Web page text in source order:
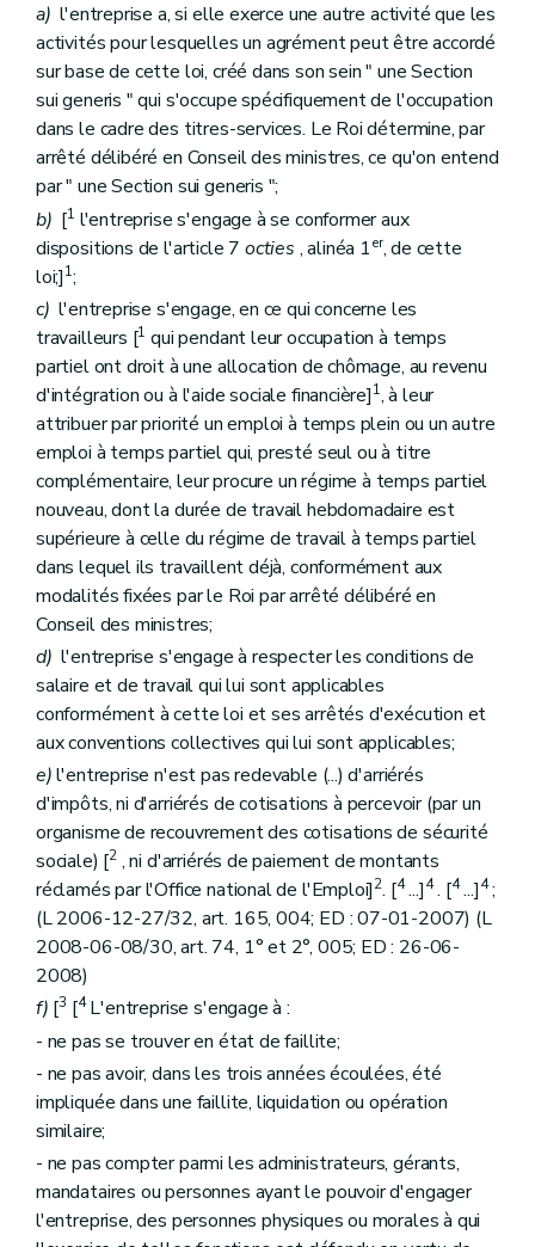
a) l'entreprise a, si elle exerce une autre activité que les
activités pour lesquelles un agrément peut être accordé
sur base de cette loi, créé dans son sein " une Section
sui generis " qui s'occupe spécifiquement de l'occupation
dans le cadre des titres-services. Le Roi détermine, par
arrêté délibéré en Conseil des ministres, ce qu'on entend
par " une Section sui generis ";
b) [1 l'entreprise s'engage à se conformer aux
dispositions de l'article 7 octies , alinéa 1er, de cette
loi;]1;
c) l'entreprise s'engage, en ce qui concerne les
travailleurs [1 qui pendant leur occupation à temps
partiel ont droit à une allocation de chômage, au revenu
d'intégration ou à l'aide sociale financière]1, à leur
attribuer par priorité un emploi à temps plein ou un autre
emploi à temps partiel qui, presté seul ou à titre
complémentaire, leur procure un régime à temps partiel
nouveau, dont la durée de travail hebdomadaire est
supérieure à celle du régime de travail à temps partiel
dans lequel ils travaillent déjà, conformément aux
modalités fixées par le Roi par arrêté délibéré en
Conseil des ministres;
d) l'entreprise s'engage à respecter les conditions de
salaire et de travail qui lui sont applicables
conformément à cette loi et ses arrêtés d'exécution et
aux conventions collectives qui lui sont applicables;
e)l'entreprise n'est pas redevable (...) d'arriérés
d'impôts, ni d'arriérés de cotisations à percevoir (par un
organisme de recouvrement des cotisations de sécurité
sociale) [2 , ni d'arriérés de paiement de montants
réclamés par l'Office national de l'Emploi]2. [4...]4. [4...]4;
(L 2006-12-27/32, art. 165, 004; ED : 07-01-2007) (L
2008-06-08/30, art. 74, 1° et 2°, 005; ED : 26-06-
2008)
f) [3 [4L'entreprise s'engage à :
- ne pas se trouver en état de faillite;
- ne pas avoir, dans les trois années écoulées, été
impliquée dans une faillite, liquidation ou opération
similaire;
- ne pas compter parmi les administrateurs, gérants,
mandataires ou personnes ayant le pouvoir d'engager
l'entreprise, des personnes physiques ou morales à qui